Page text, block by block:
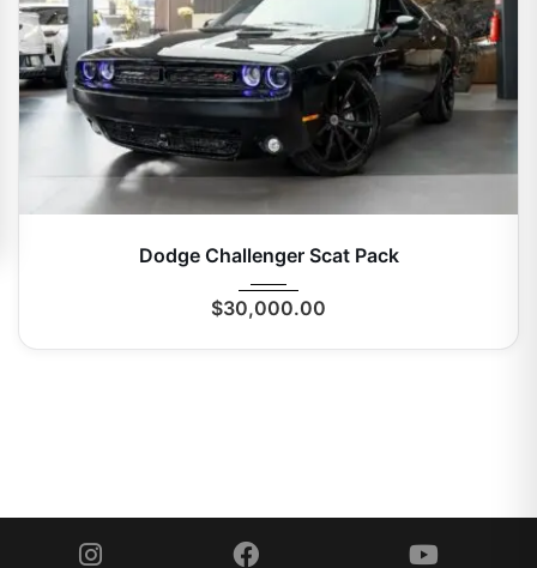
Dodge Challenger Scat Pack
$30,000.00